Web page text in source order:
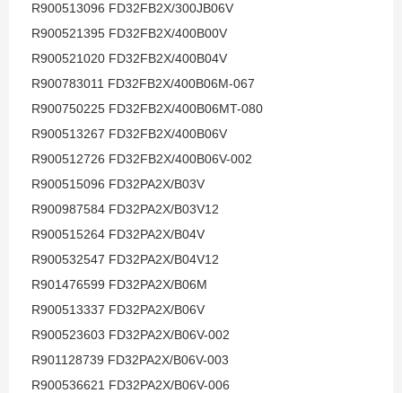
R900513096 FD32FB2X/300JB06V
R900521395 FD32FB2X/400B00V
R900521020 FD32FB2X/400B04V
R900783011 FD32FB2X/400B06M-067
R900750225 FD32FB2X/400B06MT-080
R900513267 FD32FB2X/400B06V
R900512726 FD32FB2X/400B06V-002
R900515096 FD32PA2X/B03V
R900987584 FD32PA2X/B03V12
R900515264 FD32PA2X/B04V
R900532547 FD32PA2X/B04V12
R901476599 FD32PA2X/B06M
R900513337 FD32PA2X/B06V
R900523603 FD32PA2X/B06V-002
R901128739 FD32PA2X/B06V-003
R900536621 FD32PA2X/B06V-006